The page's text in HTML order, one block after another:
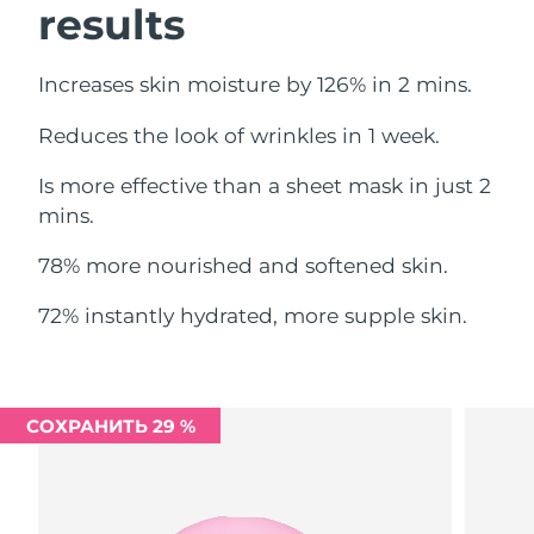
results
Increases skin moisture by 126% in 2 mins.
Reduces the look of wrinkles in 1 week.
Is more effective than a sheet mask in just 2
mins.
78% more nourished and softened skin.
72% instantly hydrated, more supple skin.
СОХРАНИТЬ 29 %
Ливан
Ожидаемая дата доставки
Люксембург
8/10/26
Малайзия
Ожидаемая дата доставки
8/13/26
Ожидаемая дата доставки